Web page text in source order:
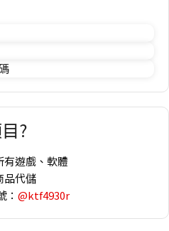
?
有遊戲、軟體
品代儲
@ktf4930r